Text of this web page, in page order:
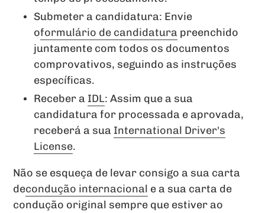
Submeter a candidatura: Envie
oformulário de candidatura preenchido
juntamente com todos os documentos
comprovativos, seguindo as instruções
específicas.
Receber a IDL: Assim que a sua
candidatura for processada e aprovada,
receberá a sua International Driver's
License.
Não se esqueça de levar consigo a sua carta
decondução internacional e a sua carta de
condução original sempre que estiver ao